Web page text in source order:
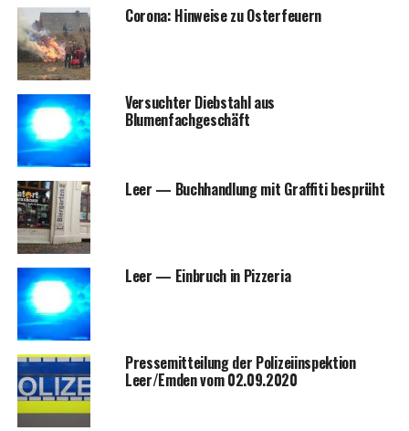
Coro­na: Hin­wei­se zu Osterfeuern
Ver­such­ter Dieb­stahl aus
Blumenfachgeschäft
Leer — Buch­hand­lung mit Graf­fi­ti besprüht
Leer — Ein­bruch in Pizzeria
Pres­se­mit­tei­lung der Poli­zei­in­spek­ti­on
Leer/Emden vom 02.09.2020